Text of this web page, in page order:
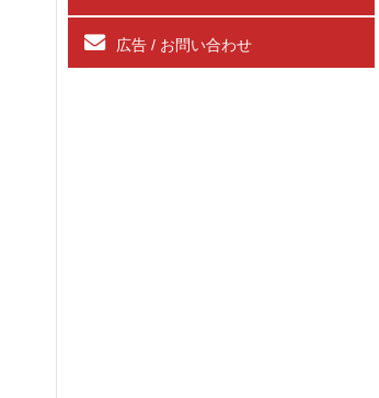
広告 / お問い合わせ